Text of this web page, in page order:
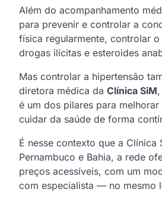
Além do acompanhamento
para prevenir e controlar a
física regularmente, controlar
drogas ilícitas e esteroides
Mas controlar a hipertensão
diretora médica da Clínica SiM
é um dos pilares para
cuidar da saúde de forma
É nesse contexto que a
Pernambuco e Bahia, a rede
preços acessíveis, com um
com especialista — no mesmo